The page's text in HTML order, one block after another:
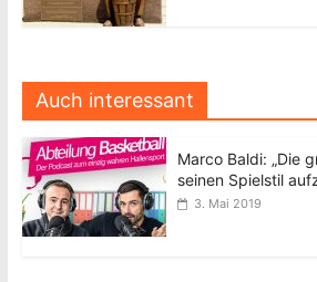
Auch interessant
Marco Baldi: „Die
seinen Spielstil
3. Mai 2019